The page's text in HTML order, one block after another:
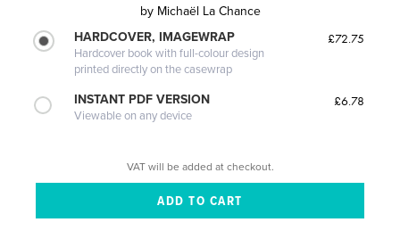
by Michaël La Chance
HARDCOVER, IMAGEWRAP
Hardcover book with full-colour design
printed directly on the casewrap
£72.75
INSTANT PDF VERSION
Viewable on any device
£6.78
VAT will be added at checkout.